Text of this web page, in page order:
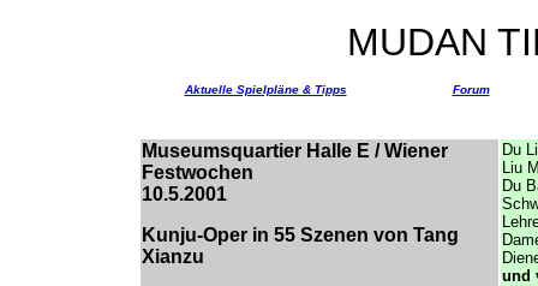
MUDAN
Aktuelle Spielpläne & Tipps Forum
Museumsquartier Halle E / Wiener
Festwochen
10.5.2001
Kunju-Oper in 55 Szenen von Tang
Xianzu
Du
Liu
Du
und